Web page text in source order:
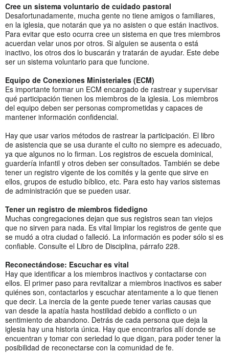
Cree un sistema voluntario de cuidado pastoral
Desafortunadamente, mucha gente no tiene amigos o familiares,
en la iglesia, que notarán que ya no asisten o que están inactivos.
Para evitar que esto ocurra cree un sistema en que tres miembros
acuerdan velar unos por otros. Si alguien se ausenta o está
inactivo, los otros dos lo buscarán y tratarán de ayudar. Este debe
ser un sistema voluntario para que funcione.
Equipo de Conexiones Ministeriales (ECM)
Es importante formar un ECM encargado de rastrear y supervisar
qué participación tienen los miembros de la iglesia. Los miembros
del equipo deben ser personas comprometidas y capaces de
mantener información confidencial.
Hay que usar varios métodos de rastrear la participación. El libro
de asistencia que se usa durante el culto no siempre es adecuado,
ya que algunos no lo firman. Los registros de escuela dominical,
guardería infantil y otros deben ser consultados. También se debe
tener un registro vigente de los comités y la gente que sirve en
ellos, grupos de estudio bíblico, etc. Para esto hay varios sistemas
de administración que se pueden usar.
Tener un registro de miembros fidedigno
Muchas congregaciones dejan que sus registros sean tan viejos
que no sirven para nada. Es vital limpiar los registros de gente que
se mudó a otra ciudad o falleció. La información es poder sólo si es
confiable. Consulte el Libro de Disciplina, párrafo 228.
Reconectándose: Escuchar es vital
Hay que identificar a los miembros inactivos y contactarse con
ellos. El primer paso para revitalizar a miembros inactivos es saber
quiénes son, contactarlos y escuchar atentamente a lo que tienen
que decir. La inercia de la gente puede tener varias causas que
van desde la apatía hasta hostilidad debido a conflicto o un
sentimiento de abandono. Detrás de cada persona que deja la
iglesia hay una historia única. Hay que encontrarlos allí donde se
encuentran y tomar con seriedad lo que digan, para poder tener la
posibilidad de reconectarse con la comunidad de fe.